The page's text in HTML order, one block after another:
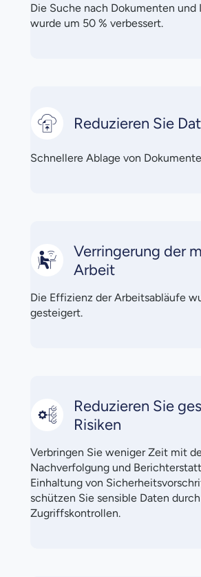
Die Suche nach Dokumenten und
wurde um 50 % verbessert.
Reduzieren Sie
Schnellere Ablage von
Verringerung der
Arbeit
Die Effizienz der Arbeitsabläufe
gesteigert.
Reduzieren Sie
Risiken
Verbringen Sie weniger Zeit mit
Nachverfolgung und
Einhaltung von
schützen Sie sensible Daten
Zugriffskontrollen.